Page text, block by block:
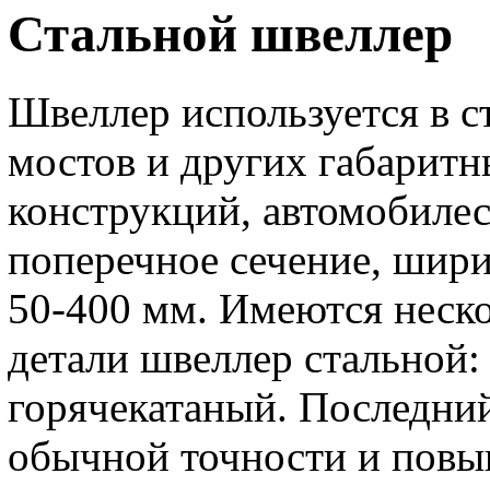
Стальной швеллер
Швеллер используется в
мостов и других
конструкций,
поперечное сечение,
50-400 мм. Имеются
детали швеллер
горячекатаный.
обычной точности и